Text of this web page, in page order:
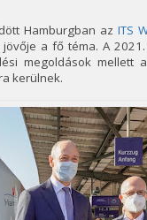
Hamburgban azITS
a fő téma. A
megoldások mellett
kerülnek.